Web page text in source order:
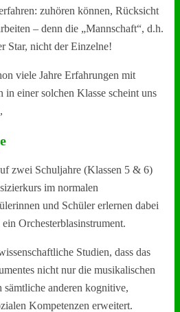
zuhören können, Rücksicht
– denn die „Mannschaft“, d.h.
Star, nicht der Einzelne!
viele Jahre Erfahrungen mit
in einer solchen Klasse scheint uns
zwei Schuljahre (Klassen 5 & 6)
im normalen
und Schüler erlernen dabei
Orchesterblasinstrument.
Studien, dass das
nicht nur die musikalischen
sämtliche anderen kognitive,
Kompetenzen erweitert.